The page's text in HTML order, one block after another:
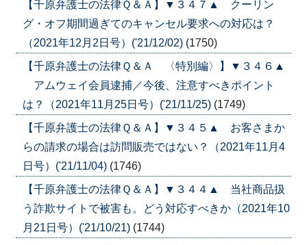
【千原弁護士の法律Ｑ＆Ａ】▼３４７▲ クーリン
グ・オフ期間過ぎてのキャンセル要求への対応は？
（2021年12月2日号）('21/12/02) (1750)
【千原弁護士の法律Ｑ＆Ａ 〈特別編〉】▼３４６▲
アムウェイ会員逮捕／今後、注意すべきポイント
は？（2021年11月25日号）('21/11/25) (1749)
【千原弁護士の法律Ｑ＆Ａ】▼３４５▲ お客さまか
らの請求の場合は訪問販売ではない？（2021年11月4
日号）('21/11/04) (1746)
【千原弁護士の法律Ｑ＆Ａ】▼３４４▲ 当社商品扱
う詐欺サイトで被害も。どう対応すべきか（2021年10
月21日号）('21/10/21) (1744)